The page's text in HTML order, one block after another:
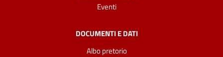
Eventi
DOCUMENTI E DATI
Albo pretorio